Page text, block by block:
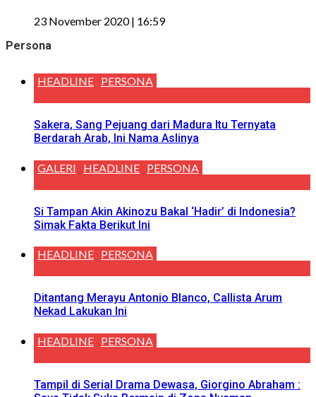
23 November 2020 | 16:59
Persona
HEADLINE PERSONA
Sakera, Sang Pejuang dari Madura Itu Ternyata
Berdarah Arab, Ini Nama Aslinya
GALERI HEADLINE PERSONA
Si Tampan Akin Akinozu Bakal ‘Hadir’ di Indonesia?
Simak Fakta Berikut Ini
HEADLINE PERSONA
Ditantang Merayu Antonio Blanco, Callista Arum
Nekad Lakukan Ini
HEADLINE PERSONA
Tampil di Serial Drama Dewasa, Giorgino Abraham :